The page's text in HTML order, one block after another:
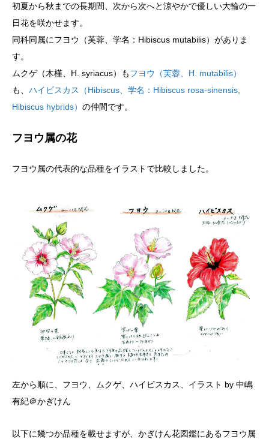
初夏から秋までの長期間、次から次へと涼やかで優しい大輪の一
日花を咲かせます。
同科同属にフヨウ（芙蓉、学名：Hibiscus mutabilis）がありま
す。
ムクゲ（木槿、H. syriacus）もフヨウ（芙蓉、H. mutabilis）
も、 ハイビスカス（Hibiscus、学名：Hibiscus rosa-sinensis,
Hibiscus hybrids） の仲間です。
フヨウ属の花
フヨウ属の代表的な品種をイラストで比較しました。
左から順に、フヨウ、ムクゲ、ハイビスカス、イラスト by 中嶋
有紀＠かぎけん
以下に幾つか品種を載せますが、かぎけん花図鑑にあるフヨウ属